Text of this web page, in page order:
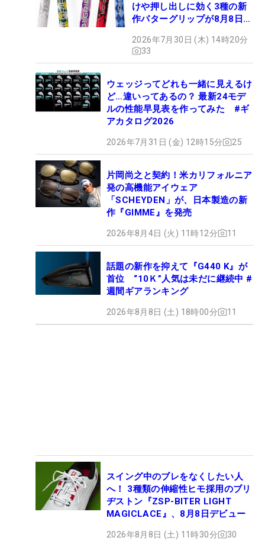
けや押し出しに効く3種の新
作パターグリップが8月8日デ
2026年7月30日 (木) 14時20分
33
ウェッジってどれも一緒に見えるけ
ど…違いってあるの？ 最新24モデ
ルの性能早見表を作ってみた #ギ
アカタログ2026
2026年7月31日 (金) 12時15分 25
片岡尚之と契約！米カリフォルニア
発の高機能アイウェア
「SCHEYDEN」が、日本製造の新
作『GIMME』を発売
2026年8月4日 (火) 11時12分 11
話題の新作を抑えて『G440 K』が
首位 “10Ｋ”人気は未だに継続中 #
週間ギアランキング
2026年8月8日 (土) 18時00分 11
スイング中のブレをなくしたい人
へ！ 3種類の伸縮性ヒモ採用のブリ
ヂストン『ZSP-BITER LIGHT
MAGICLACE』、8月8日デビュー
2026年8月8日 (土) 11時30分 30